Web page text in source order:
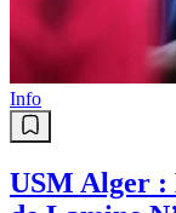
Info
USM Alger :